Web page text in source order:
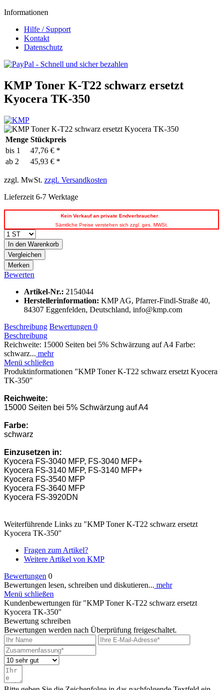
Informationen
Hilfe / Support
Kontakt
Datenschutz
KMP Toner K-T22 schwarz ersetzt
Kyocera TK-350
Menge Stückpreis
bis 1
47,76 € *
ab 2 45,93 € *
zzgl. MwSt. zzgl. Versandkosten
Lieferzeit 6-7 Werktage
Kein Verkauf an private Endverbraucher.
Sämtliche Preise verstehen sich zzgl. ges. MWSt.
In den Warenkorb
Vergleichen
Merken
Bewerten
Artikel-Nr.: 2154044
Herstellerinformation: KMP AG, Pfarrer-Findl-Straße 40,
84307 Eggenfelden, Deutschland, info@kmp.com
Beschreibung Bewertungen 0
Beschreibung
Reichweite: 15000 Seiten bei 5% Schwärzung auf A4 Farbe:
schwarz... mehr
Menü schließen
Produktinformationen "KMP Toner K-T22 schwarz ersetzt Kyocera
TK-350"
Reichweite:
15000 Seiten bei 5% Schwärzung auf A4
Farbe:
schwarz
Einzusetzen in:
Kyocera FS-3040 MFP, FS-3040 MFP+
Kyocera FS-3140 MFP, FS-3140 MFP+
Kyocera FS-3540 MFP
Kyocera FS-3640 MFP
Kyocera FS-3920DN
Weiterführende Links zu "KMP Toner K-T22 schwarz ersetzt
Kyocera TK-350"
Fragen zum Artikel?
Weitere Artikel von KMP
Bewertungen 0
Bewertungen lesen, schreiben und diskutieren... mehr
Menü schließen
Kundenbewertungen für "KMP Toner K-T22 schwarz ersetzt
Kyocera TK-350"
Bewertung schreiben
Bewertungen werden nach Überprüfung freigeschaltet.